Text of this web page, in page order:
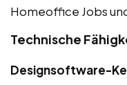
Homeoffice Jobs
Technische
Designsoftware-